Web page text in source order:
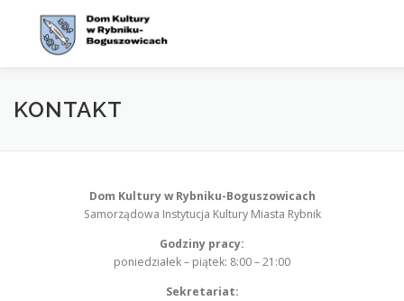
WYDARZENIA
KONTAKT
Dom Kultury w Rybniku-Boguszowicach
Samorządowa Instytucja Kultury Miasta Rybnik
Godziny pracy:
poniedziałek – piątek: 8:00 – 21:00
Sekretariat: